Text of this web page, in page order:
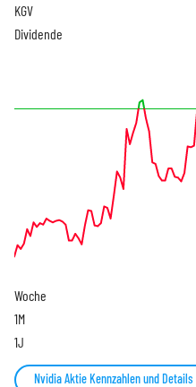
KGV
Dividende
Woche
1M
1J
Nvidia Aktie Kennzahlen und Details